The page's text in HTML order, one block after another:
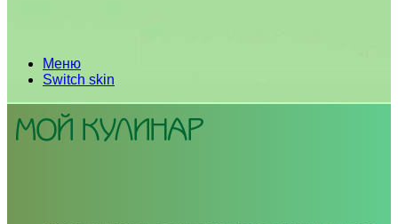
Меню
Switch skin